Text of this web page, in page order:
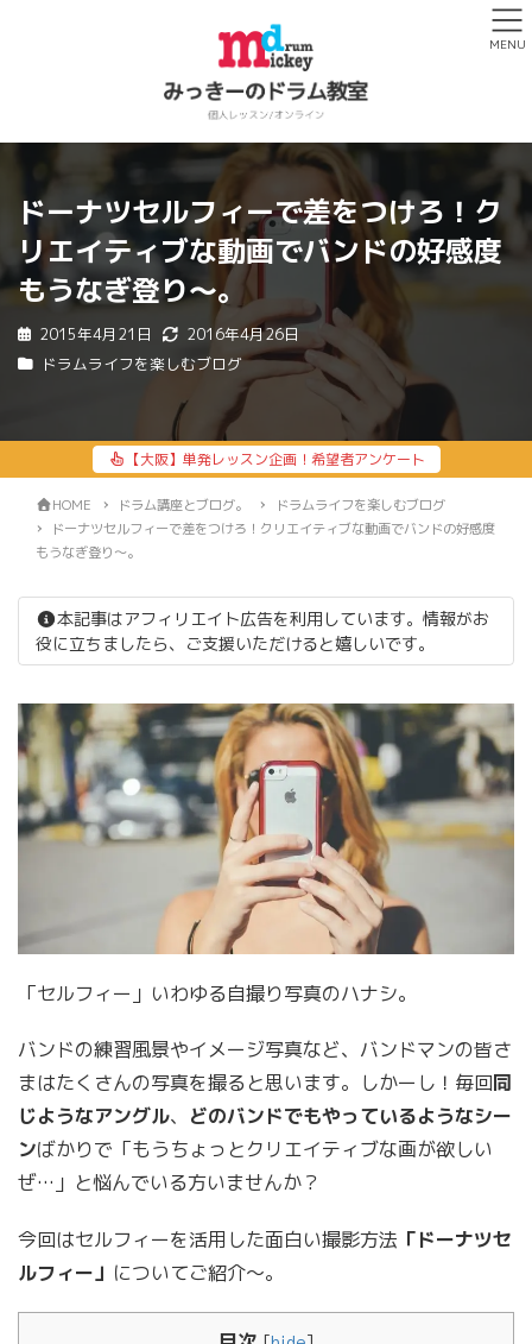
ドーナツセルフィーで差をつけろ！ク
リエイティブな動画でバンドの好感度
もうなぎ登り〜。
2015年4月21日
2016年4月26日
ドラムライフを楽しむブログ
【大阪】単発レッスン企画！希望者アンケート
HOME ドラム講座とブログ。
ドラムライフを楽しむブログ
ドーナツセルフィーで差をつけろ！クリエイティブな動画でバンドの好感度
もうなぎ登り〜。
本記事はアフィリエイト広告を利用しています。情報がお
役に立ちましたら、ご支援いただけると嬉しいです。
「セルフィー」いわゆる自撮り写真のハナシ。
バンドの練習風景やイメージ写真など、バンドマンの皆さ
まはたくさんの写真を撮ると思います。しかーし！毎回同
じようなアングル、 どのバンドでもやっているようなシー
ンばかりで「もうちょっとクリエイティブな画が欲しい
ぜ…」と悩んでいる方いませんか？
今回はセルフィーを活用した面白い撮影方法 「ドーナツセ
ルフィー」 についてご紹介〜。
MENU